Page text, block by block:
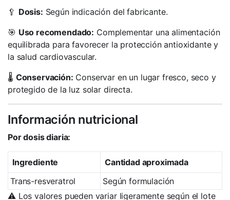
🥄 Dosis: Según indicación del fabricante.
🎯 Uso recomendado: Complementar una alimentación
equilibrada para favorecer la protección antioxidante y
la salud cardiovascular.
🌡️ Conservación: Conservar en un lugar fresco, seco y
protegido de la luz solar directa.
Información nutricional
Por dosis diaria:
Ingrediente
Cantidad aproximada
Trans-resveratrol
Según formulación
⚠️ Los valores pueden variar ligeramente según el lote